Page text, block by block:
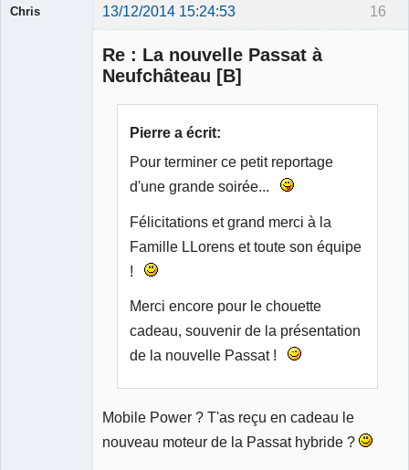
16
Chris 13/12/2014 15:24:53
Re : La nouvelle Passat à
Neufchâteau [B]
Pierre a écrit:
Pour terminer ce petit reportage
d'une grande soirée...
Félicitations et grand merci à la
Famille LLorens et toute son équipe
!
Merci encore pour le chouette
cadeau, souvenir de la présentation
de la nouvelle Passat !
Mobile Power ? T'as reçu en cadeau le
nouveau moteur de la Passat hybride ?